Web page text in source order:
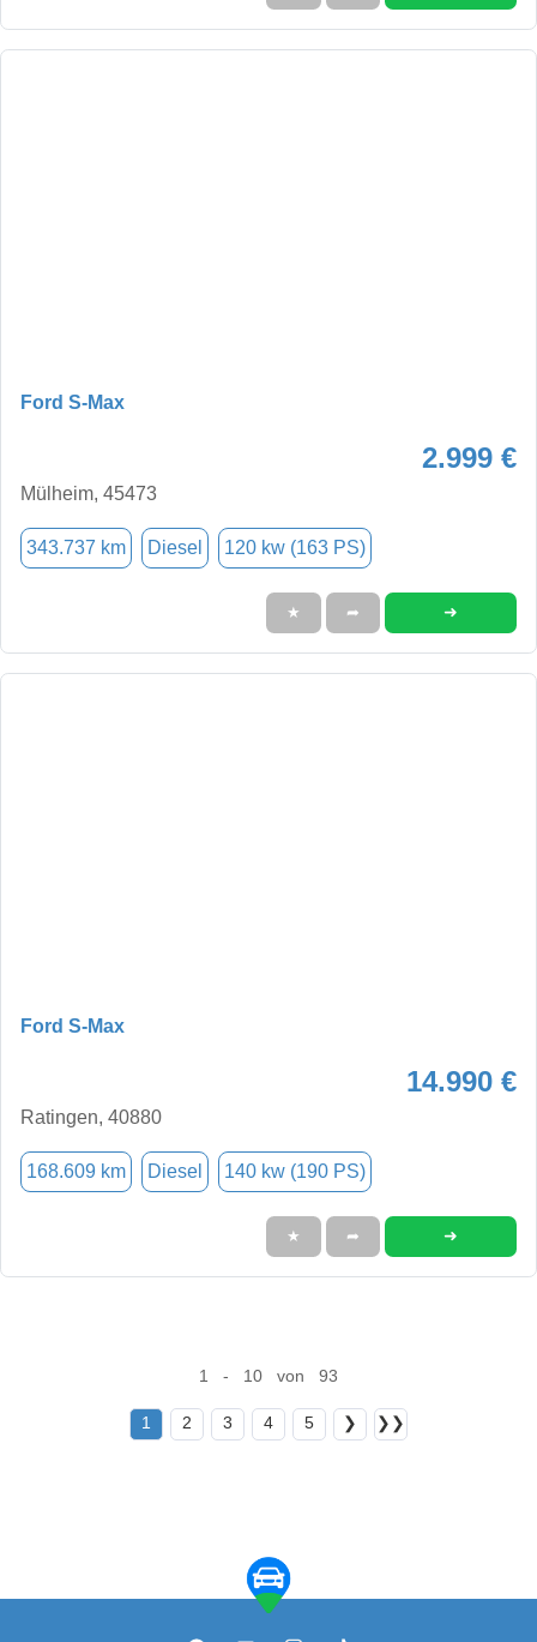
Ford S-Max
2.999 €
Mülheim, 45473
343.737 km Diesel 120 kw (163 PS)
★ ➦ ➜
Ford S-Max
14.990 €
Ratingen, 40880
168.609 km Diesel 140 kw (190 PS)
★ ➦ ➜
1 - 10 von 93
1 2 3 4 5 ❯ ❯❯